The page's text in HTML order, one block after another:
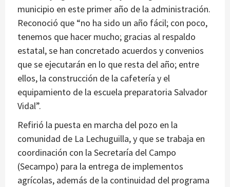
municipio en este primer año de la administración.
Reconoció que “no ha sido un año fácil; con poco,
tenemos que hacer mucho; gracias al respaldo
estatal, se han concretado acuerdos y convenios
que se ejecutarán en lo que resta del año; entre
ellos, la construcción de la cafetería y el
equipamiento de la escuela preparatoria Salvador
Vidal”.
Refirió la puesta en marcha del pozo en la
comunidad de La Lechuguilla, y que se trabaja en
coordinación con la Secretaría del Campo
(Secampo) para la entrega de implementos
agrícolas, además de la continuidad del programa